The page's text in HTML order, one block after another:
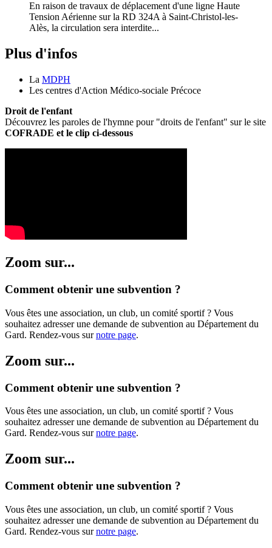
En raison de travaux de déplacement d'une ligne Haute
Tension Aérienne sur la RD 324A à Saint-Christol-les-
Alès, la circulation sera interdite...
Plus d'infos
La MDPH
Les centres d'Action Médico-sociale Précoce
Droit de l'enfant
Découvrez les paroles de l'hymne pour "droits de l'enfant" sur le site
COFRADE et le clip ci-dessous
Zoom sur...
Comment obtenir une subvention ?
Vous êtes une association, un club, un comité sportif ? Vous
souhaitez adresser une demande de subvention au Département du
Gard. Rendez-vous surnotre page.
Zoom sur...
Comment obtenir une subvention ?
Vous êtes une association, un club, un comité sportif ? Vous
souhaitez adresser une demande de subvention au Département du
Gard. Rendez-vous surnotre page.
Zoom sur...
Comment obtenir une subvention ?
Vous êtes une association, un club, un comité sportif ? Vous
souhaitez adresser une demande de subvention au Département du
Gard. Rendez-vous surnotre page.